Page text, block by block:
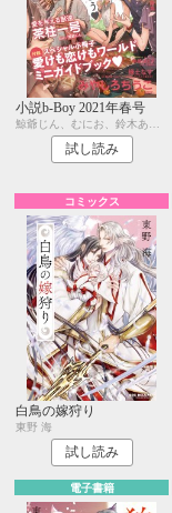
小説b-Boy 2021年春号
試し読み
コミックス
白鳥の嫁狩り
東野 海
試し読み
電子書籍